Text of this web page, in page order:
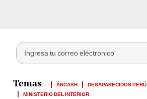
ÁNCASH DESAPARECIDOS PERÚ
MINISTERIO DEL INTERIOR